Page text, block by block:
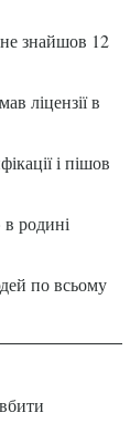
знайшов 12
ліцензії в
і пішов
родині
по всьому